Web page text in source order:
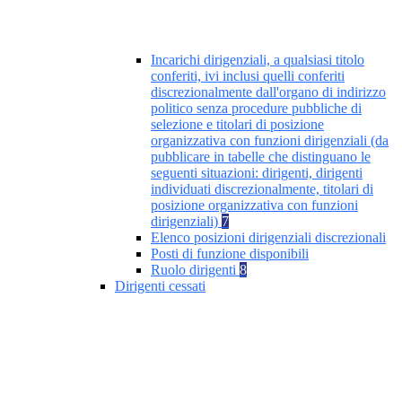
Incarichi dirigenziali, a qualsiasi titolo
conferiti, ivi inclusi quelli conferiti
discrezionalmente dall'organo di indirizzo
politico senza procedure pubbliche di
selezione e titolari di posizione
organizzativa con funzioni dirigenziali (da
pubblicare in tabelle che distinguano le
seguenti situazioni: dirigenti, dirigenti
individuati discrezionalmente, titolari di
posizione organizzativa con funzioni
dirigenziali) 7
Elenco posizioni dirigenziali discrezionali
Posti di funzione disponibili
Ruolo dirigenti 8
Dirigenti cessati